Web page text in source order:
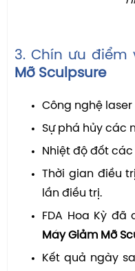
3. Chín ưu
Mỡ Sculpsure
Công nghệ
Sự phá hủy các
Nhiệt độ đốt
Thời gian điều
lần điều trị.
FDA Hoa Kỳ
Máy Giảm Mỡ
Kết quả ngày